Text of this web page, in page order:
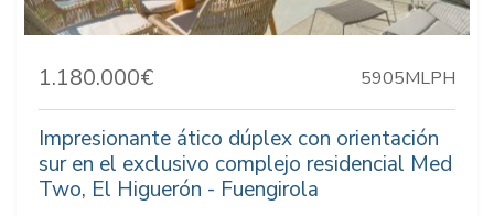
1.180.000€ 5905MLPH
Impresionante ático dúplex con orientación
sur en el exclusivo complejo residencial Med
Two, El Higuerón - Fuengirola